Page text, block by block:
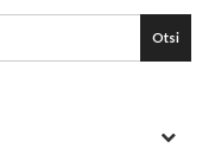
Otsi